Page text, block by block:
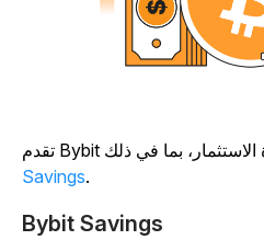
Savings
Bybit Savings